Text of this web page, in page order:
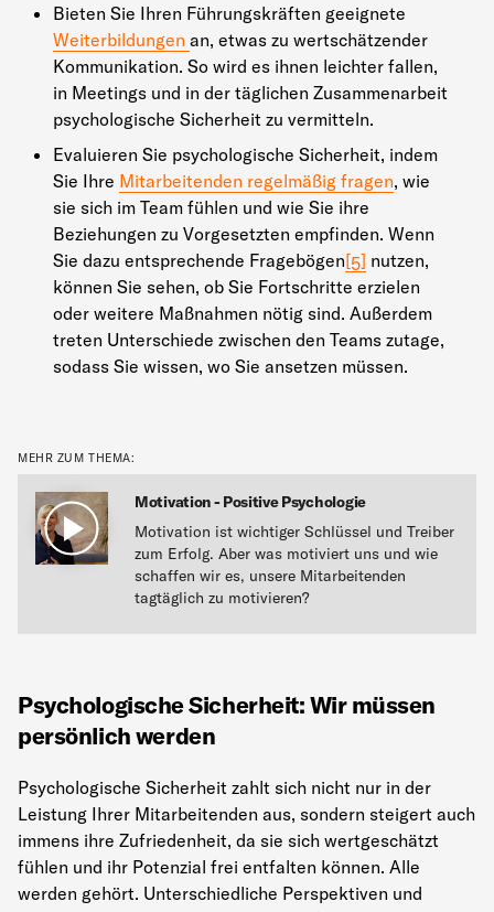
Bieten Sie Ihren Führungskräften geeignete
Weiterbildungen an, etwas zu wertschätzender
Kommunikation. So wird es ihnen leichter fallen,
in Meetings und in der täglichen Zusammenarbeit
psychologische Sicherheit zu vermitteln.
Evaluieren Sie psychologische Sicherheit, indem
Sie Ihre Mitarbeitenden regelmäßig fragen, wie
sie sich im Team fühlen und wie Sie ihre
Beziehungen zu Vorgesetzten empfinden. Wenn
Sie dazu entsprechende Fragebögen[5] nutzen,
können Sie sehen, ob Sie Fortschritte erzielen
oder weitere Maßnahmen nötig sind. Außerdem
treten Unterschiede zwischen den Teams zutage,
sodass Sie wissen, wo Sie ansetzen müssen.
MEHR ZUM THEMA:
Motivation - Positive Psychologie
Motivation ist wichtiger Schlüssel und Treiber
zum Erfolg. Aber was motiviert uns und wie
schaffen wir es, unsere Mitarbeitenden
tagtäglich zu motivieren?
Psychologische Sicherheit: Wir müssen
persönlich werden
Psychologische Sicherheit zahlt sich nicht nur in der
Leistung Ihrer Mitarbeitenden aus, sondern steigert auch
immens ihre Zufriedenheit, da sie sich wertgeschätzt
fühlen und ihr Potenzial frei entfalten können. Alle
werden gehört. Unterschiedliche Perspektiven und